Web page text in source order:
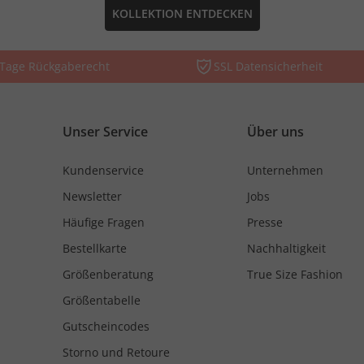
KOLLEKTION ENTDECKEN
Rückgaberecht SSL Datensicherheit
Unser Service
Kundenservice
Newsletter
Häufige Fragen
Bestellkarte
Größenberatung
Größentabelle
Gutscheincodes
Storno und Retoure
Über uns
Unternehmen
Jobs
Presse
Nachhaltigkeit
True Size Fashion